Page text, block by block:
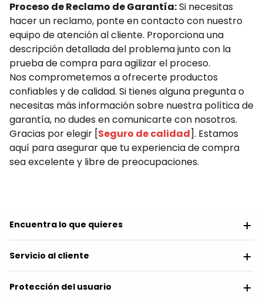
Proceso de Reclamo de Garantía:Si necesitas
hacer un reclamo, ponte en contacto con nuestro
equipo de atención al cliente. Proporciona una
descripción detallada del problema junto con la
prueba de compra para agilizar el proceso.
Nos comprometemos a ofrecerte productos
confiables y de calidad. Si tienes alguna pregunta o
necesitas más información sobre nuestra política de
garantía, no dudes en comunicarte con nosotros.
Gracias por elegir [Seguro de calidad]. Estamos
aquí para asegurar que tu experiencia de compra
sea excelente y libre de preocupaciones.
Encuentra lo que quieres
Servicio al cliente
Protección del usuario